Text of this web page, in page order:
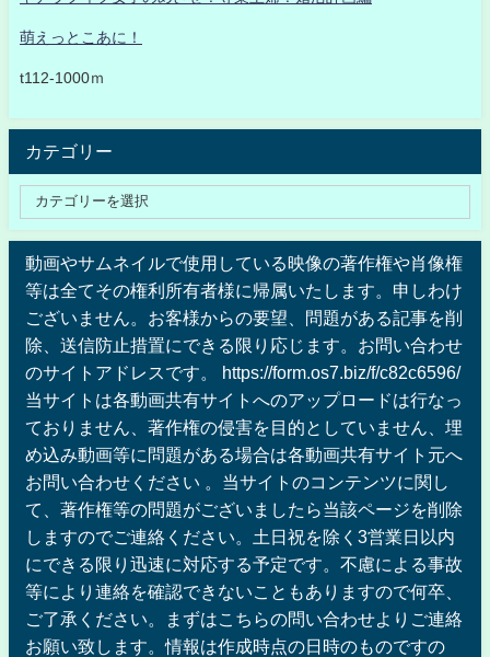
萌えっとこあに！
t112-1000ｍ
カテゴリー
動画やサムネイルで使用している映像の著作権や肖像権
等は全てその権利所有者様に帰属いたします。申しわけ
ございません。お客様からの要望、問題がある記事を削
除、送信防止措置にできる限り応じます。お問い合わせ
のサイトアドレスです。 https://form.os7.biz/f/c82c6596/
当サイトは各動画共有サイトへのアップロードは行なっ
ておりません、著作権の侵害を目的としていません、埋
め込み動画等に問題がある場合は各動画共有サイト元へ
お問い合わせください 。当サイトのコンテンツに関し
て、著作権等の問題がございましたら当該ページを削除
しますのでご連絡ください。土日祝を除く3営業日以内
にできる限り迅速に対応する予定です。不慮による事故
等により連絡を確認できないこともありますので何卒、
ご了承ください。まずはこちらの問い合わせよりご連絡
お願い致します。情報は作成時点の日時のものですの